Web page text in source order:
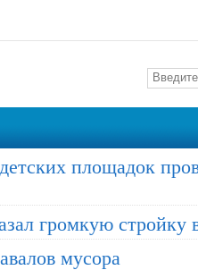
площадок
громкую
мусора